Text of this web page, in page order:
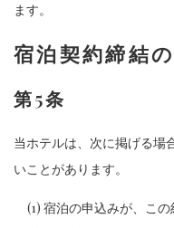
ます。
宿泊契約締結
第5条
当ホテルは、次に掲げる場
いことがあります。
(1) 宿泊の申込みが、この